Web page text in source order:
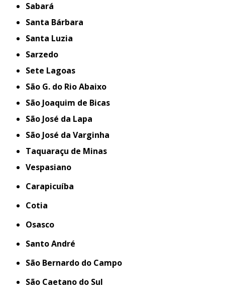
Sabará
Santa Bárbara
Santa Luzia
Sarzedo
Sete Lagoas
São G. do Rio Abaixo
São Joaquim de Bicas
São José da Lapa
São José da Varginha
Taquaraçu de Minas
Vespasiano
Carapicuíba
Cotia
Osasco
Santo André
São Bernardo do Campo
São Caetano do Sul